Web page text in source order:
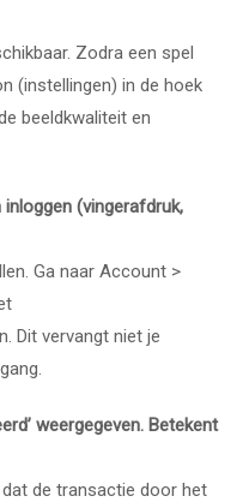
Zodra een spel
(instellingen) in de hoek
beeldkwaliteit en
(vingerafdruk,
Ga naar Account >
Dit vervangt niet je
weergegeven. Betekent
dat de transactie door het